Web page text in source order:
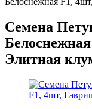
Семена
Элитная